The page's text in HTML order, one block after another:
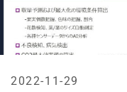
2022-11-29